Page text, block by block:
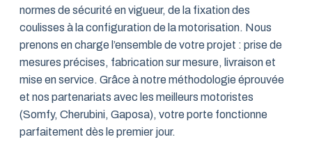
normes de sécurité en vigueur, de la fixation des
coulisses à la configuration de la motorisation. Nous
prenons en charge l’ensemble de votre projet : prise de
mesures précises, fabrication sur mesure, livraison et
mise en service. Grâce à notre méthodologie éprouvée
et nos partenariats avec les meilleurs motoristes
(Somfy, Cherubini, Gaposa), votre porte fonctionne
parfaitement dès le premier jour.